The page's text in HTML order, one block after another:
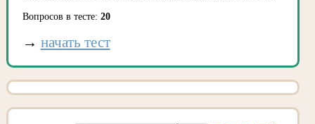
Вопросов в тесте: 20
→ начать тест